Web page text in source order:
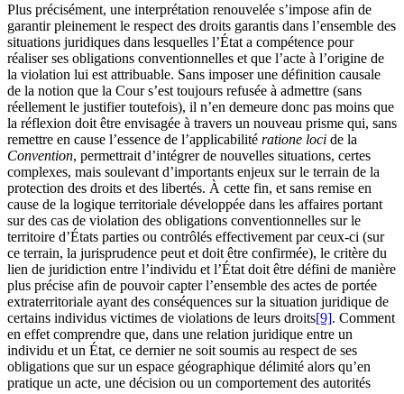
Plus précisément, une interprétation renouvelée s’impose afin de
garantir pleinement le respect des droits garantis dans l’ensemble des
situations juridiques dans lesquelles l’État a compétence pour
réaliser ses obligations conventionnelles et que l’acte à l’origine de
la violation lui est attribuable. Sans imposer une définition causale
de la notion que la Cour s’est toujours refusée à admettre (sans
réellement le justifier toutefois), il n’en demeure donc pas moins que
la réflexion doit être envisagée à travers un nouveau prisme qui, sans
remettre en cause l’essence de l’applicabilité ratione loci de la
Convention, permettrait d’intégrer de nouvelles situations, certes
complexes, mais soulevant d’importants enjeux sur le terrain de la
protection des droits et des libertés. À cette fin, et sans remise en
cause de la logique territoriale développée dans les affaires portant
sur des cas de violation des obligations conventionnelles sur le
territoire d’États parties ou contrôlés effectivement par ceux-ci (sur
ce terrain, la jurisprudence peut et doit être confirmée), le critère du
lien de juridiction entre l’individu et l’État doit être défini de manière
plus précise afin de pouvoir capter l’ensemble des actes de portée
extraterritoriale ayant des conséquences sur la situation juridique de
certains individus victimes de violations de leurs droits[9]. Comment
en effet comprendre que, dans une relation juridique entre un
individu et un État, ce dernier ne soit soumis au respect de ses
obligations que sur un espace géographique délimité alors qu’en
pratique un acte, une décision ou un comportement des autorités